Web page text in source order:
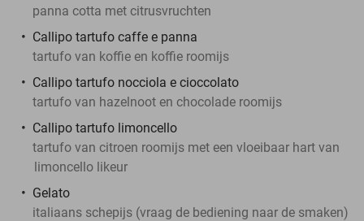
panna cotta met citrusvruchten
Callipo tartufo caffe e panna
tartufo van koffie en koffie roomijs
Callipo tartufo nocciola e cioccolato
tartufo van hazelnoot en chocolade roomijs
Callipo tartufo limoncello
tartufo van citroen roomijs met een vloeibaar hart van
limoncello likeur
Gelato
italiaans schepijs (vraag de bediening naar de smaken)